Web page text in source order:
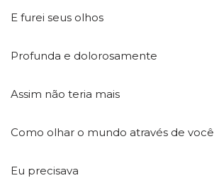
E furei seus olhos
Profunda e dolorosamente
Assim não teria mais
Como olhar o mundo através de você
Eu precisava